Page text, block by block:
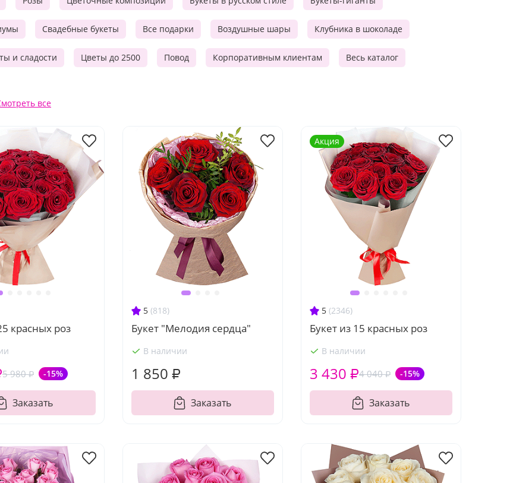
Свадебные букеты Все подарки Воздушные шары Клубника в шоколаде
и сладости Цветы до 2500 Повод Корпоративным клиентам Весь каталог
все
красных роз
5 980 ₽ -15%
Заказать
5 (818)
Букет "Мелодия сердца"
В наличии
1 850 ₽
Заказать
5 (2346)
Букет из 15 красных роз
В наличии
4 040 ₽ -15%
3 430 ₽
Заказать
Акция